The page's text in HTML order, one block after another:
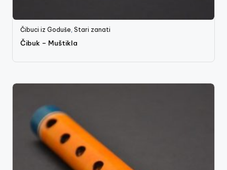
Čibuci iz Goduše,Stari zanati
Čibuk – Muštikla